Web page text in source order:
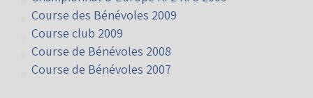
Finale Euro Rotax 2011
Championnat d'Europe KF2 KF3 2009
Course des Bénévoles 2009
Course club 2009